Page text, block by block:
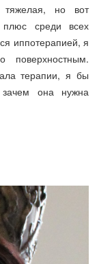
тяжелая, но вот
среди всех
иппотерапией, я
поверхностным.
терапии, я бы
она нужна